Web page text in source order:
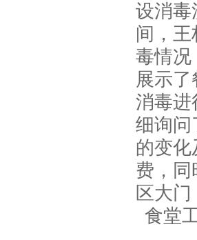
设消毒
间，
毒情况
展示
消毒进
细询问
的变
费，同
区大
食堂